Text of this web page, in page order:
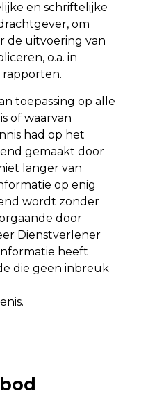
en schriftelijke
om
de uitvoering van
o.a. in
toepassing op alle
of waarvan
had op het
gemaakt door
langer van
op enig
wordt zonder
door
Dienstverlener
heeft
die geen inbreuk